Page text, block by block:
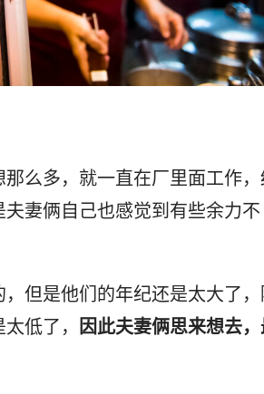
么多，就一直在厂里面工作
妻俩自己也感觉到有些余力不
但是他们的年纪还是太大了
低了， 因此夫妻俩思来想去